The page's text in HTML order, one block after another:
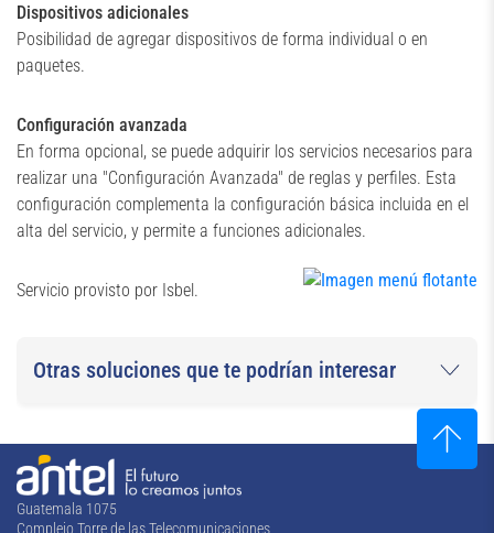
Dispositivos adicionales
Posibilidad de agregar dispositivos de forma individual o en
paquetes.
Configuración avanzada
En forma opcional, se puede adquirir los servicios necesarios para
realizar una "Configuración Avanzada" de reglas y perfiles. Esta
configuración complementa la configuración básica incluida en el
alta del servicio, y permite a funciones adicionales.
Servicio provisto por Isbel.
Otras soluciones que te podrían interesar
Guatemala 1075
Complejo Torre de las Telecomunicaciones